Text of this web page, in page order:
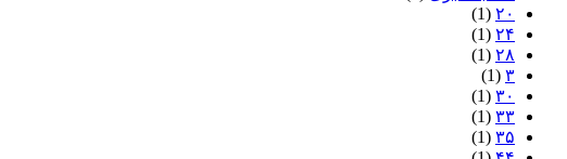
۲۰ (1)
۲۴ (1)
۲۸ (1)
۳ (1)
۳۰ (1)
۳۳ (1)
۳۵ (1)